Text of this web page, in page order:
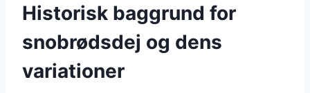
Historisk baggrund for
snobrødsdej og dens
variationer